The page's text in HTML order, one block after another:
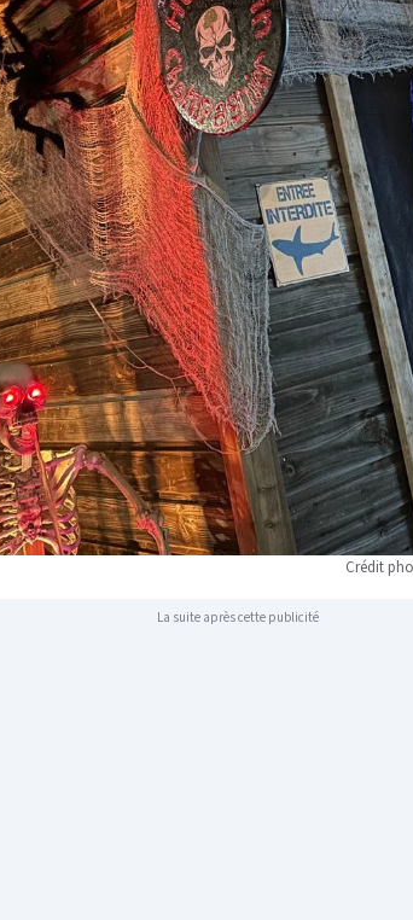
Crédit
La suite après cette publicité